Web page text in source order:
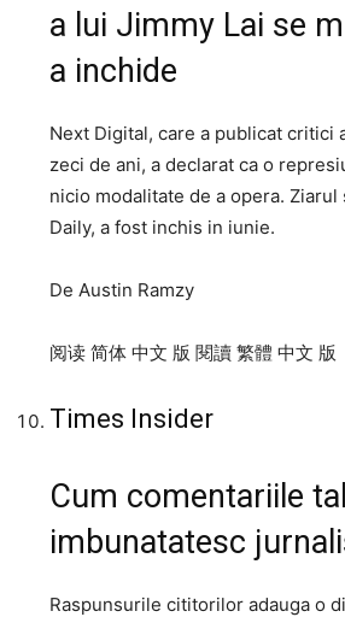
a lui Jimmy Lai se
a inchide
Next Digital, care a publicat critici
zeci de ani, a declarat ca o
nicio modalitate de a opera.
Daily, a fost inchis in iunie.
De Austin Ramzy
阅读 简体 中文 版 閱讀 繁體 中文 版
Times Insider
Cum comentariile
imbunatatesc
Raspunsurile cititorilor adauga o